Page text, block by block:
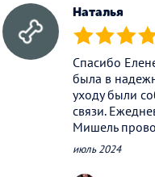
Наталья
(*) (*) (*) (*)
Спасибо
была в
уходу были
связи.
Мишель
июль 2024